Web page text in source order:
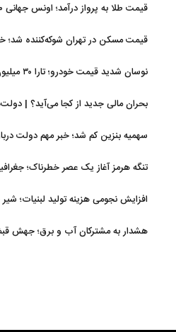
قیمت طلا به پرواز درآمد؛ اونس جهانی ۴۳۰۰ دلار شد
قیمت مسکن در تهران شوکه‌کننده شد؛
نوسان شدید قیمت خودرو؛ تارا ۳۰ میلیون گران شد، ۲۰۷ ریخت
بحران مالی جدید از کجا می‌آید؟ |
سهمیه بنزین کم شد؛ خبر مهم دولت
تنگه هرمز آغاز یک عصر خطرناک؛
افزایش نجومی هزینه تولید لبنیات؛ شیر خام ۱۶۲ درصد
هشدار به مشترکان آب و برق؛ جهش